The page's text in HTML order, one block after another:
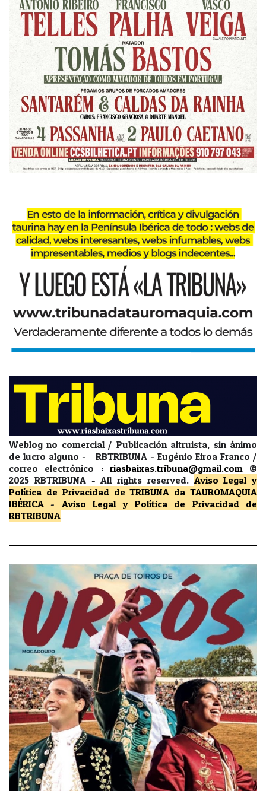
Weblog no comercial / Publicación altruista, sin ánimo
de lucro alguno - RBTRIBUNA - Eugénio Eiroa Franco /
correo electrónico : riasbaixas.tribuna@gmail.com
©
2025 RBTRIBUNA -All rights reserved. Aviso Legal y
Política de Privacidad de TRIBUNA da TAUROMAQUIA
IBÉRICA - Aviso Legal y Política de Privacidad
de
RBTRIBUNA